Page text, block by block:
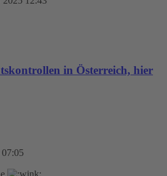
in Österreich, hier